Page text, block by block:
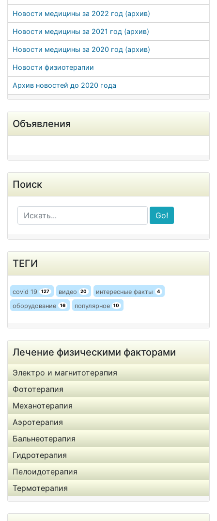
Новости медицины за 2022 год (архив)
Новости медицины за 2021 год (архив)
Новости медицины за 2020 год (архив)
Новости физиотерапии
Архив новостей до 2020 года
Объявления
Поиск
Go!
ТЕГИ
covid 19 127 видео 20 интересные факты 4
оборудование 16 популярное 10
Лечение физическими факторами
Электро и магнитотерапия
Фототерапия
Механотерапия
Аэротерапия
Бальнеотерапия
Гидротерапия
Пелоидотерапия
Термотерапия